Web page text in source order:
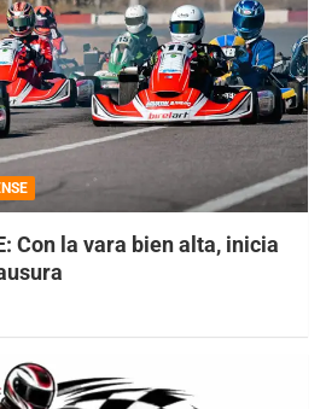
Con la vara bien alta, inicia